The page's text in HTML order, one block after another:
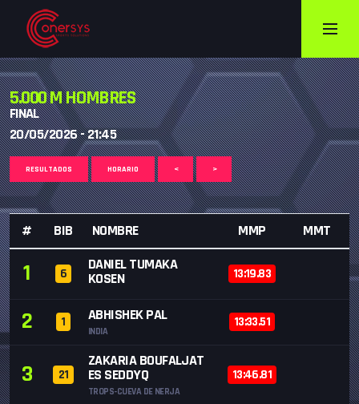
5.000 M HOMBRES
FINAL
20/05/2026 - 21:45
RESULTADOS HORARIO < >
# BIB NOMBRE MMP MMT
1 6
DANIEL TUMAKA
KOSEN 13:19.83
2 1 ABHISHEK PAL
INDIA
13:33.51
3 21
ZAKARIA BOUFALJAT
ES SEDDYQ
TROPS-CUEVA DE NERJA
13:46.81